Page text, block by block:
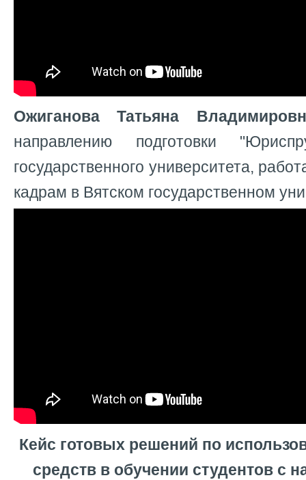
Ожиганова Татьяна
направлению подготовки
государственного университета,
кадрам в Вятском государственном
Кейс готовых решений по
средств в обучении студентов с